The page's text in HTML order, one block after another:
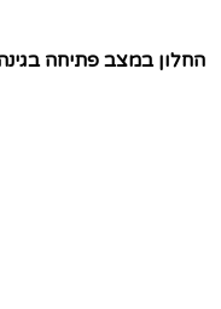
החלון במצב פתיחה